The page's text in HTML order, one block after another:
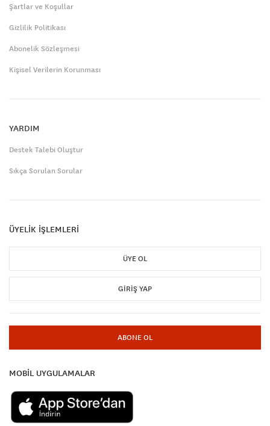
Şartlar ve Koşullar
Gizlilik Politikası
Abonelik Sözleşmesi
Kişisel Verilerin Korunması
YARDIM
Destek Talebi Oluştur
Sıkça Sorulan Sorular
ÜYELİK İŞLEMLERİ
ÜYE OL
GIRIŞ YAP
ABONE OL
MOBİL UYGULAMALAR